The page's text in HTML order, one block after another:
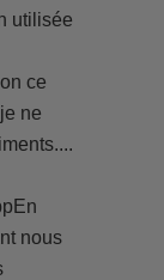
utilisée
ce
ne
nous